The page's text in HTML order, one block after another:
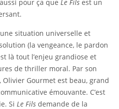
pour ça que Le Fils est un
situation universelle et
(la vengeance, le pardon
là tout l’enjeu grandiose et
de thriller moral. Par son
Gourmet est beau, grand
émouvante. C’est
Si Le Fils demande de la